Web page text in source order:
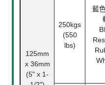
125mm
x 36mm
(5" x 1-
250kgs
(550
lbs)
藍